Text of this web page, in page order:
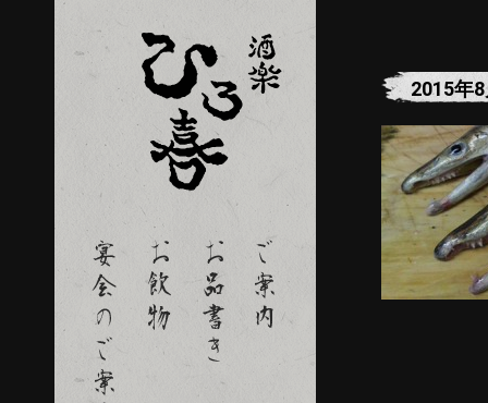
2015年